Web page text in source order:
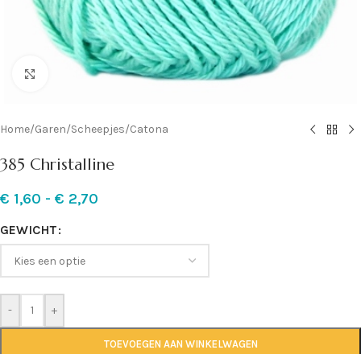
Klik om te vergroten
Home/Garen/Scheepjes/Catona
385 Christalline
€ 1,60 - € 2,70
GEWICHT
- +
TOEVOEGEN AAN WINKELWAGEN